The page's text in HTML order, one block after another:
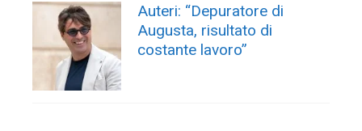
Auteri: “Depuratore di
Augusta, risultato di
costante lavoro”